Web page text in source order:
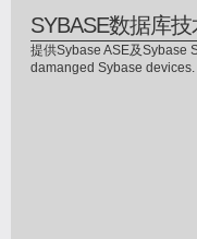
SYBASE数据库
提供Sybase ASE及Sybase
damanged Sybase